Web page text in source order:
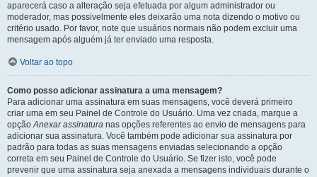
aparecerá caso a alteração seja efetuada por algum administrador ou
moderador, mas possivelmente eles deixarão uma nota dizendo o motivo ou
critério usado. Por favor, note que usuários normais não podem excluir uma
mensagem após alguém já ter enviado uma resposta.
Voltar ao topo
Como posso adicionar assinatura a uma mensagem?
Para adicionar uma assinatura em suas mensagens, você deverá primeiro
criar uma em seu Painel de Controle do Usuário. Uma vez criada, marque a
opçãoAnexar assinatura nas opções referentes ao envio de mensagens para
adicionar sua assinatura. Você também pode adicionar sua assinatura por
padrão para todas as suas mensagens enviadas selecionando a opção
correta em seu Painel de Controle do Usuário. Se fizer isto, você pode
prevenir que uma assinatura seja anexada a mensagens individuais durante o